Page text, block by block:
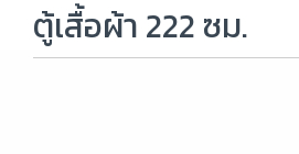
ตู้เสื้อผ้า 222 ซม.